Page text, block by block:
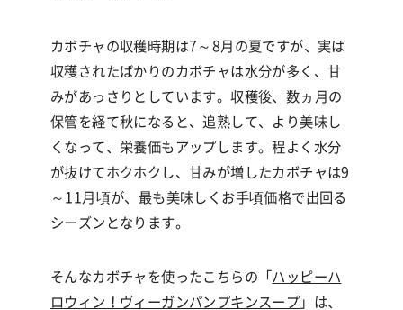
カボチャの収穫時期は7～ 8月の夏ですが、実は
収穫されたばかりのカボチャは水分が多く、甘
みがあっさりとしています。収穫後、数ヵ月の
保管を経て秋になると、追熟して、より美味し
くなって、栄養価もアップします。程よく水分
が抜けてホクホクし、甘みが増したカボチャは9
～ 11 月頃が、最も美味しくお手頃価格で出回る
シーズンとなります。
そんなカボチャを使ったこちらの 「 ハッピーハ
ロウィン！ヴィーガンパンプキンスープ 」 は、